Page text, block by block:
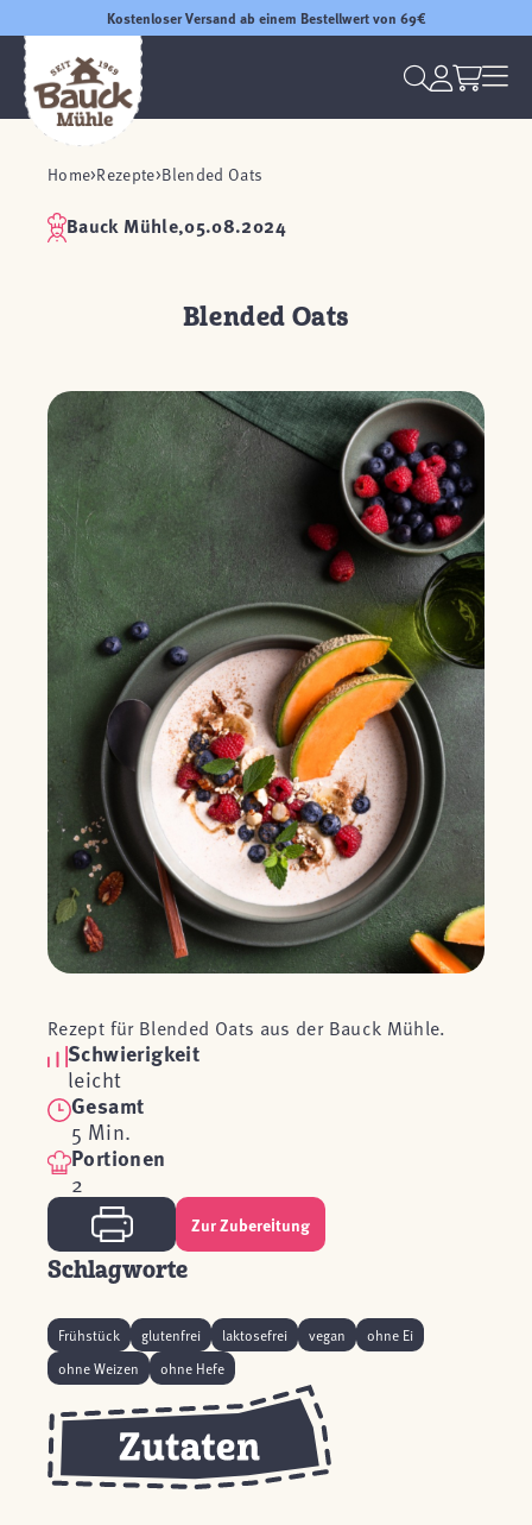
Kostenloser Versand ab einem Bestellwert von 69€
Home Rezepte Blended Oats
Bauck Mühle,05.08.2024
Blended Oats
Rezept für Blended Oats aus der Bauck Mühle.
Schwierigkeit
leicht
Gesamt
5 Min.
Portionen
2
Zur Zubereitung
Schlagworte
Frühstück glutenfrei laktosefrei vegan
ohne Ei
ohne Weizen
ohne Hefe